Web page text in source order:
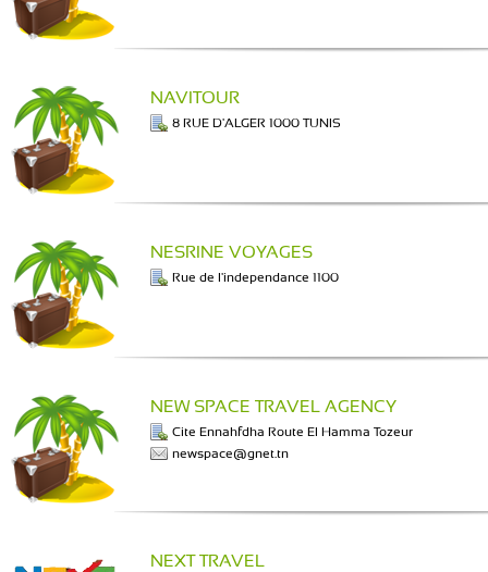
NAVITOUR
8 RUE D'ALGER 1000 TUNIS
NESRINE VOYAGES
Rue de l'independance 1100
NEW SPACE TRAVEL AGENCY
Cite Ennahfdha Route El Hamma Tozeur
newspace@gnet.tn
NEXT TRAVEL